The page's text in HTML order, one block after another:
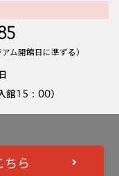
ちら
ム開館日に準ずる）
15：00）
イト